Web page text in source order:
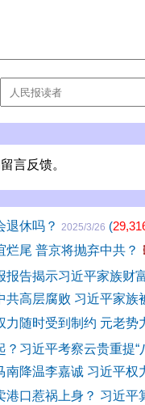
言反馈。
退休吗？ 2025/3/26 (
烂尾 普京将抛弃中共？
报告揭示习近平家族财
共高层腐败 习近平家族
力随时受到制约 元老势
？习近平考察云贵重提“
南降温李嘉诚 习近平权
港口惹祸上身？ 习近平